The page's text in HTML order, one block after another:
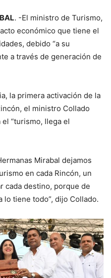
. -El ministro de Turismo,
económico que tiene el
debido “a su
a través de generación de
la primera activación de la
el ministro Collado
“turismo, llega el
Mirabal dejamos
en cada Rincón, un
cada destino, porque de
lo tiene todo”, dijo Collado.